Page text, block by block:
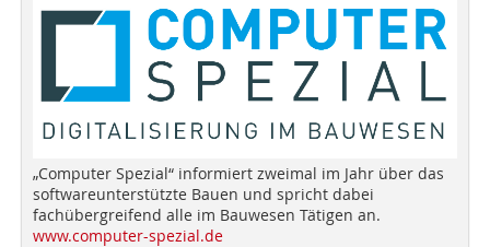
„Computer Spezial“ informiert zweimal im Jahr über das
softwareunterstützte Bauen und spricht dabei
fachübergreifend alle im Bauwesen Tätigen an.
www.computer-spezial.de